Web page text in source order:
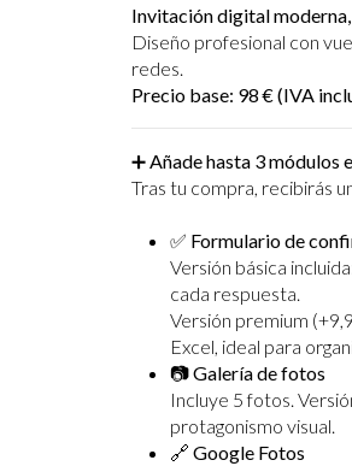
Invitación digital
Diseño profesional con
redes.
Precio base: 98 € (IVA
➕ Añade hasta 3 módulos
Tras tu compra, recibirás
✅ Formulario de
Versión básica
cada respuesta.
Versión premium
Excel, ideal para
📷Galería de fotos
Incluye 5 fotos.
protagonismo visual.
🔗 Google Fotos